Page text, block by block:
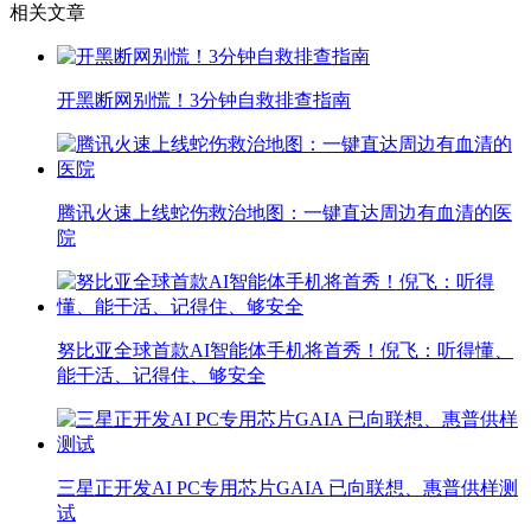
相关文章
开黑断网别慌！3分钟自救排查指南
腾讯火速上线蛇伤救治地图：一键直达周边有血清的医
院
努比亚全球首款AI智能体手机将首秀！倪飞：听得懂、
能干活、记得住、够安全
三星正开发AI PC专用芯片GAIA 已向联想、惠普供样测
试